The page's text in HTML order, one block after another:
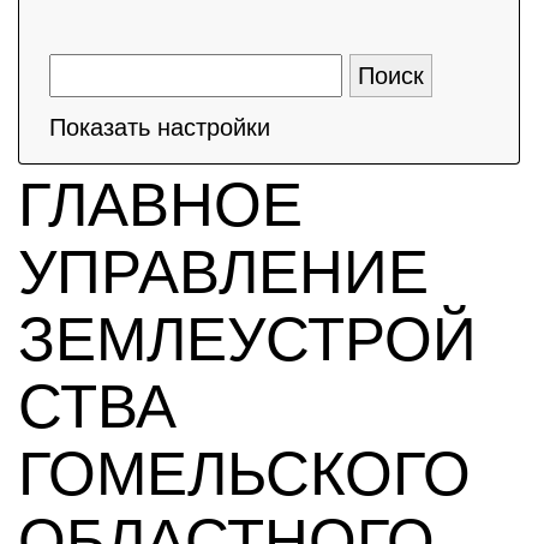
Показать настройки
ГЛАВНОЕ
УПРАВЛЕНИЕ
ЗЕМЛЕУСТРОЙ
СТВА
ГОМЕЛЬСКОГО